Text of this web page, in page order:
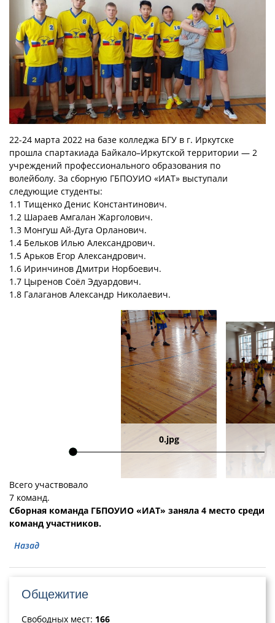
22-24 марта 2022 на базе колледжа БГУ в г. Иркутске
прошла спартакиада Байкало–Иркутской территории — 2
учреждений профессионального образования по
волейболу. За сборную ГБПОУИО «ИАТ» выступали
следующие студенты:
1.1 Тищенко Денис Константинович.
1.2 Шараев Амгалан Жарголович.
1.3 Монгуш Ай-Дуга Орланович.
1.4 Бельков Илью Александрович.
1.5 Арьков Егор Александрович.
1.6 Иринчинов Дмитри Норбоевич.
1.7 Цыренов Соёл Эдуардович.
1.8 Галаганов Александр Николаевич.
0.jpg
Всего участвовало
7 команд.
Сборная команда ГБПОУИО «ИАТ» заняла 4 место среди
команд участников.
Назад
Общежитие
Свободных мест: 166